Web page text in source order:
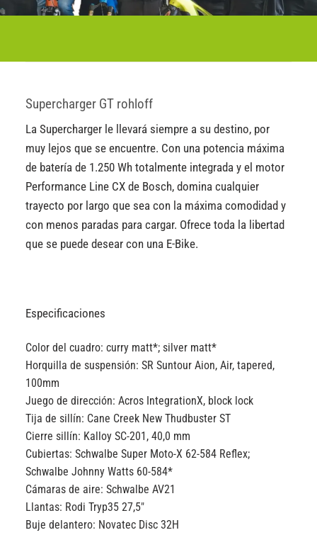
Supercharger GT rohloff
La Supercharger le llevará siempre a su destino, por
muy lejos que se encuentre. Con una potencia máxima
de batería de 1.250 Wh totalmente integrada y el motor
Performance Line CX de Bosch, domina cualquier
trayecto por largo que sea con la máxima comodidad y
con menos paradas para cargar. Ofrece toda la libertad
que se puede desear con una E-Bike.
Especificaciones
Color del cuadro:curry matt*; silver matt*
Horquilla de suspensión:SR Suntour Aion, Air, tapered,
100mm
Juego de dirección:Acros IntegrationX, block lock
Tija de sillín: Cane Creek New Thudbuster ST
Cierre sillín: Kalloy SC-201, 40,0 mm
Cubiertas:Schwalbe Super Moto-X 62-584 Reflex;
Schwalbe Johnny Watts 60-584*
Cámaras de aire:Schwalbe AV21
Llantas: Rodi Tryp35 27,5″
Buje delantero: Novatec Disc 32H